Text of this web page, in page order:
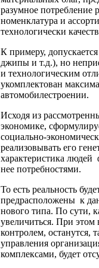
разумное потребление
номенклатура и
технологически
К примеру,
джипы и т.д.), но
и технологическим
укомплектован
автомобилестроении.
Исходя из
экономике,
социально-
реализовывать его
характеристика людей
нее потребностями.
То есть реальность
предрасположены к
нового типа. По сути,
увеличиться. При этом
контролем, останутся,
управления
комплексами, будет